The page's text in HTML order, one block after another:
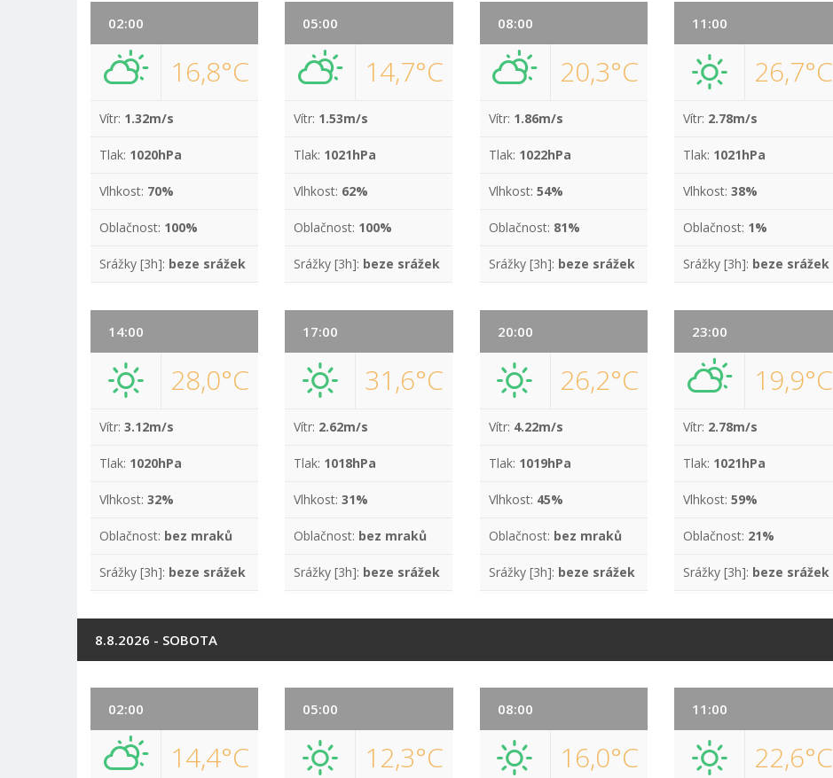
02:00
16,8°C
Vítr: 1.32m/s
Tlak: 1020hPa
Vlhkost: 70%
Oblačnost: 100%
Srážky [3h]: beze srážek
05:00
14,7°C
Vítr: 1.53m/s
Tlak: 1021hPa
Vlhkost: 62%
Oblačnost: 100%
Srážky [3h]: beze srážek
08:00
20,3°C
Vítr: 1.86m/s
Tlak: 1022hPa
Vlhkost: 54%
Oblačnost: 81%
Srážky [3h]: beze srážek
11:00
26,7°C
Vítr: 2.78m/s
Tlak: 1021hPa
Vlhkost:38%
Oblačnost: 1%
Srážky [3h]: beze srážek
14:00
28,0°C
Vítr: 3.12m/s
Tlak: 1020hPa
Vlhkost: 32%
Oblačnost: bez mraků
Srážky [3h]: beze srážek
17:00
31,6°C
Vítr: 2.62m/s
Tlak: 1018hPa
Vlhkost:31%
Oblačnost: bez mraků
Srážky [3h]: beze srážek
20:00
26,2°C
Vítr: 4.22m/s
Tlak: 1019hPa
Vlhkost: 45%
Oblačnost: bez mraků
Srážky [3h]: beze srážek
23:00
19,9°C
Vítr: 2.78m/s
Tlak: 1021hPa
Vlhkost:59%
Oblačnost: 21%
Srážky [3h]: beze srážek
8.8.2026 - SOBOTA
02:00
14,4°C
05:00
12,3°C
08:00
16,0°C
11:00
22,6°C